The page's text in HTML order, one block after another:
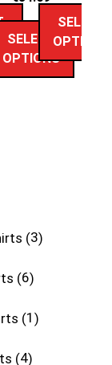
SELECT
OPTIONS
SELECT
OPTIONS
3
6
1
4